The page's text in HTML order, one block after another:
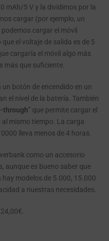
mAh/5 V y la dividimos por la
cargar (por ejemplo, un
cargar el móvil
el voltaje de salida es de 5
cargaría el móvil algo más
más que suficiente.
botón de encendido en un
el nivel de la batería. También
through” que permite cargar el
mismo tiempo. La carga
lleva menos de 4 horas.
como un accesorio
aunque es bueno saber que
modelos de 5.000, 15.000
a nuestras necesidades.